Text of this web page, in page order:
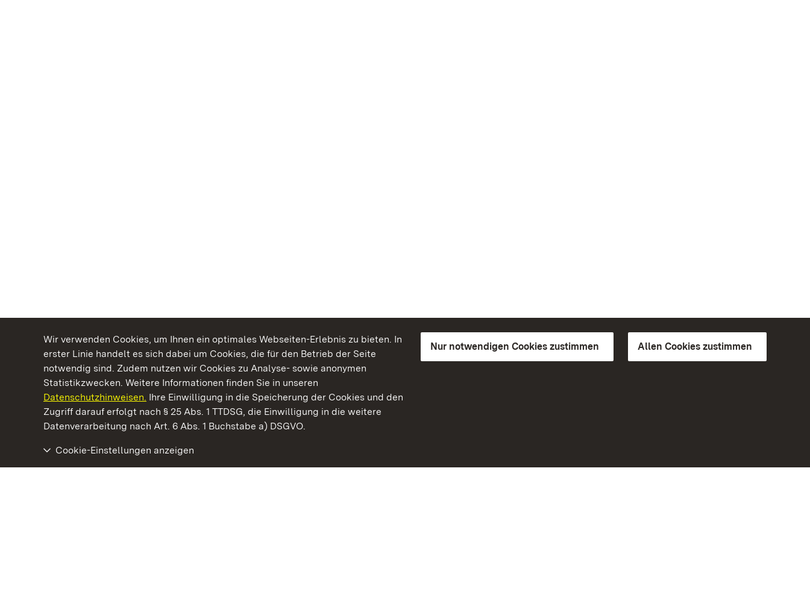
Wir verwenden Cookies, um Ihnen ein optimales Webseiten-Erlebnis zu bieten. In
erster Linie handelt es sich dabei um Cookies, die für den Betrieb der Seite
notwendig sind. Zudem nutzen wir Cookies zu Analyse- sowie anonymen
Statistikzwecken. Weitere Informationen finden Sie in unseren
Datenschutzhinweisen. Ihre Einwilligung in die Speicherung der Cookies und den
Zugriff darauf erfolgt nach § 25 Abs. 1 TTDSG, die Einwilligung in die weitere
Datenverarbeitung nach Art. 6 Abs. 1 Buchstabe a) DSGVO.
Nur notwendigen Cookies zustimmen Allen Cookies zustimmen
Cookie-Einstellungen anzeigen
Kommen. Staunen. Genießen.